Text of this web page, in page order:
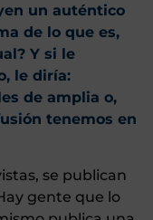
un auténtico
de lo que es,
Y si le
le diría:
de amplia o,
tenemos en
se publican
gente que lo